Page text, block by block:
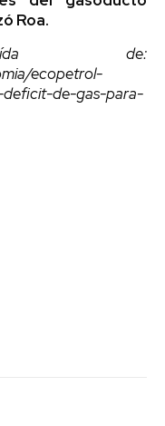
Roa.
de:
ecopetrol-
de-gas-para-